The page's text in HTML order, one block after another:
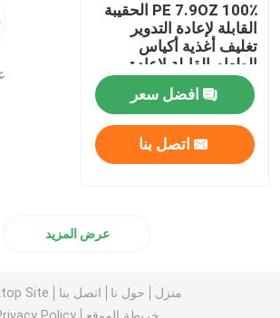
100٪ PE 7.9OZ الحقيبة
القابلة لإعادة التدوير
تغليف أغذية أكياس
الطعام القابلة لإعادة
الإغلاق المخصصة
المطبوعةافضل سعر
اتصل بنا
عرض المزيد
منزل حول نا اتصل بنا
Site
خريطة الموقع
Policy